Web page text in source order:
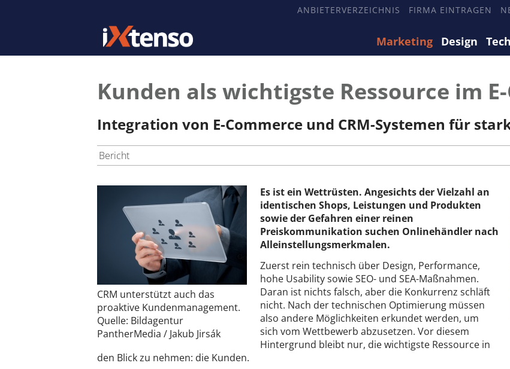
ANBIETERVERZEICHNIS FIRMA EINTRAGEN
Marketing Design
Kunden als wichtigste Ressource im
Integration von E-Commerce und CRM-Systemen für
Bericht
CRM unterstützt auch das
proaktive Kundenmanagement.
Quelle: Bildagentur
PantherMedia / Jakub Jirsák
Es ist ein Wettrüsten. Angesichts der Vielzahl an
identischen Shops, Leistungen und Produkten
sowie der Gefahren einer reinen
Preiskommunikation suchen Onlinehändler nach
Alleinstellungsmerkmalen.
Zuerst rein technisch über Design, Performance,
hohe Usability sowie SEO- und SEA-Maßnahmen.
Daran ist nichts falsch, aber die Konkurrenz schläft
nicht. Nach der technischen Optimierung müssen
also andere Möglichkeiten erkundet werden, um
sich vom Wettbewerb abzusetzen. Vor diesem
Hintergrund bleibt nur, die wichtigste Ressource in
den Blick zu nehmen: die Kunden.